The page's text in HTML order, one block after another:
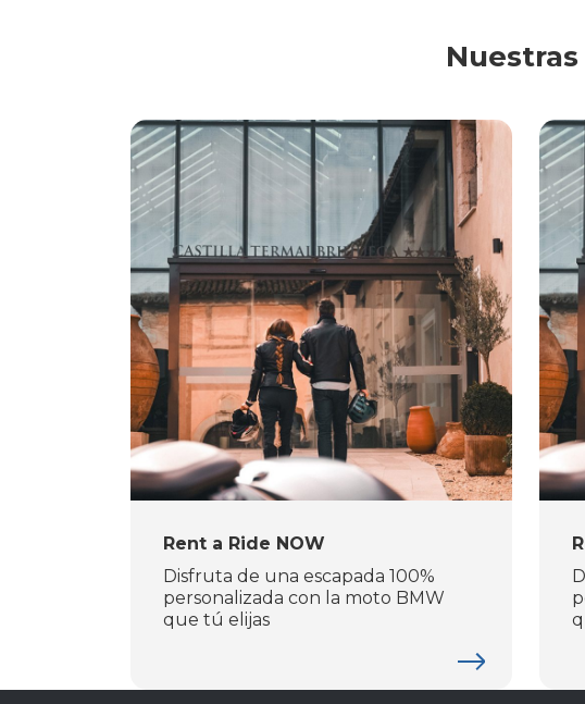
Rent a Ride NOW
Disfruta de una escapada 100%
personalizada con la moto BMW
que tú elijas